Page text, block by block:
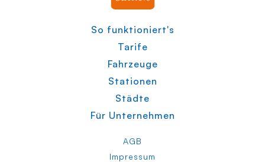
So funktioniert's
Tarife
Fahrzeuge
Stationen
Städte
Für Unternehmen
AGB
Impressum